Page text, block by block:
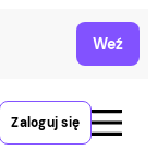
Weź
Zaloguj się